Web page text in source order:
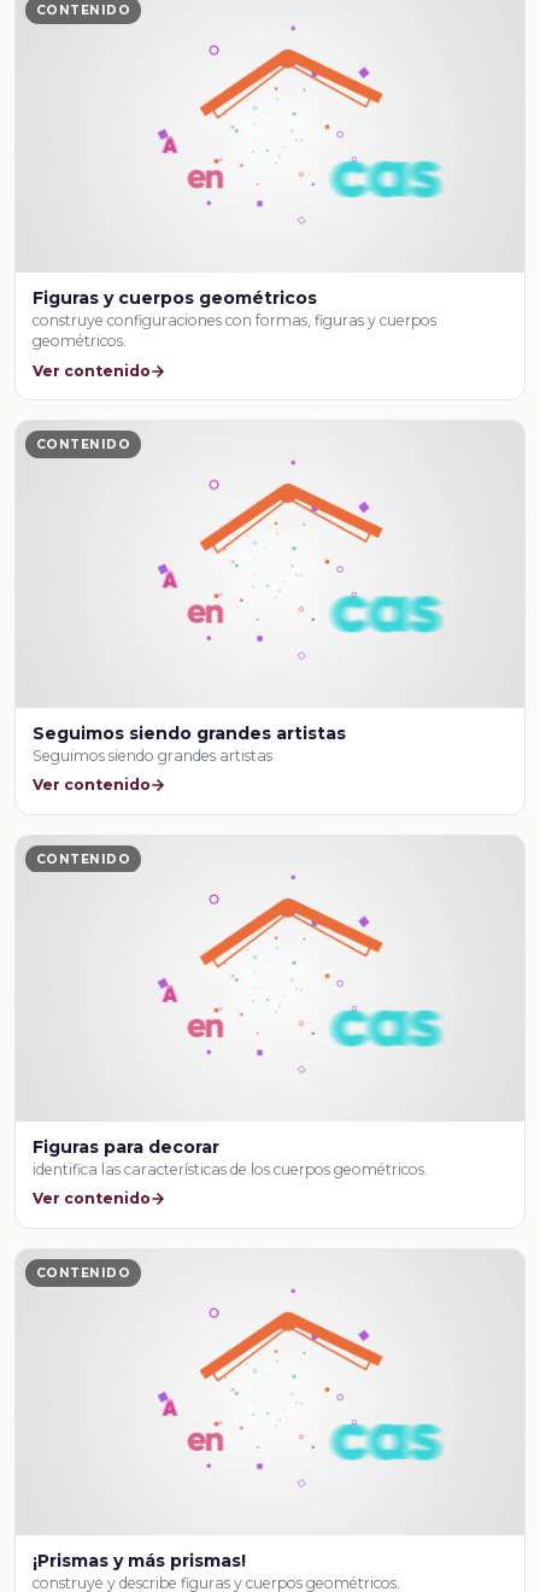
CONTENIDO
Figuras y cuerpos geométricos
construye configuraciones con formas, figuras y cuerpos
geométricos.
Ver contenido
CONTENIDO
Seguimos siendo grandes artistas
Seguimos siendo grandes artistas
Ver contenido
CONTENIDO
Figuras para decorar
identifica las características de los cuerpos geométricos.
Ver contenido
CONTENIDO
¡Prismas y más prismas!
construye y describe figuras y cuerpos geométricos.